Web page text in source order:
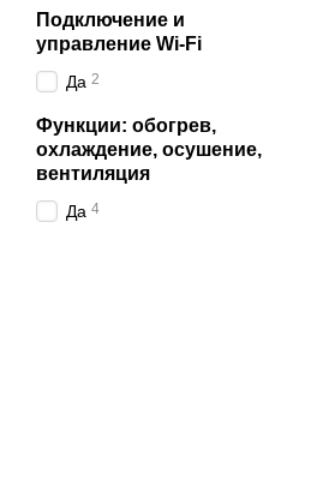
Подключение и
управление Wi-Fi
Да 2
Функции: обогрев,
охлаждение, осушение,
вентиляция
Да 4